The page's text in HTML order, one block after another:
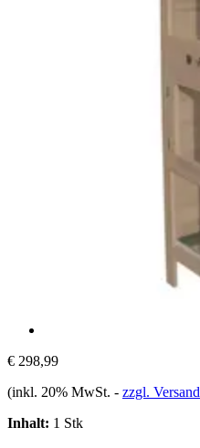
€ 298,99
(inkl. 20% MwSt. - zzgl. Versand
Inhalt: 1 Stk